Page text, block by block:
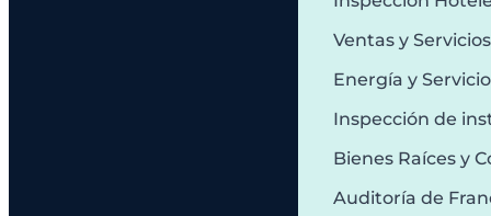
Ventas y
Energía y
Inspección de
Bienes Raíces y
Auditoría de